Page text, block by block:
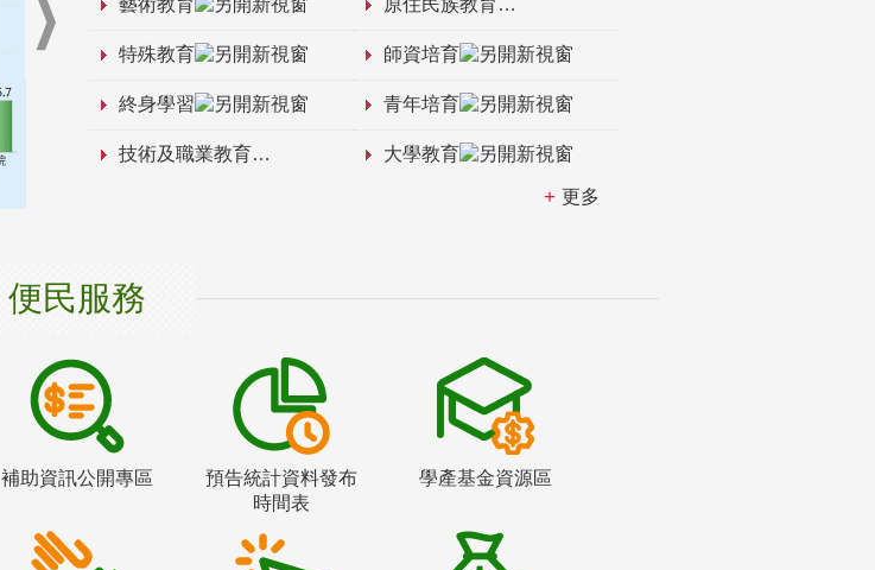
特殊教育 師資培育
終身學習 青年培育
技術及職業教育 大學教育
更多
便民服務
補助資訊公開專區
預告統計資料發布
時間表
學產基金資源區